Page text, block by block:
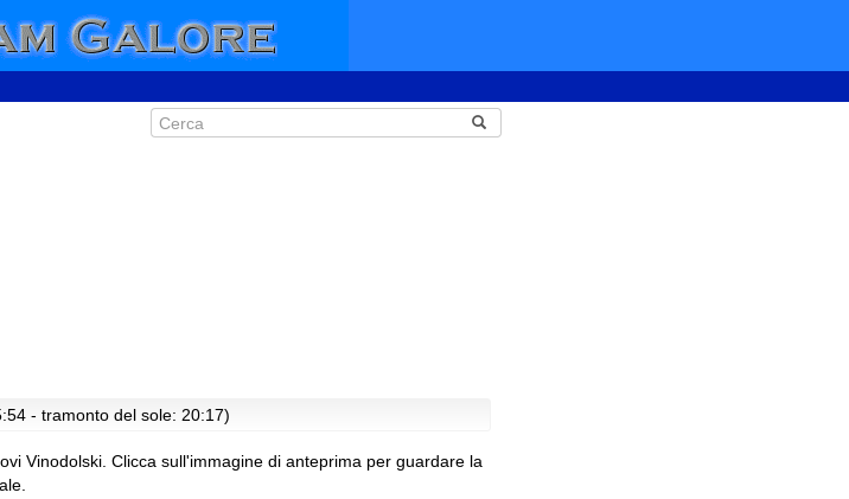
- tramonto del sole: 20:17)
Vinodolski. Clicca sull'immagine di anteprima per guardare la